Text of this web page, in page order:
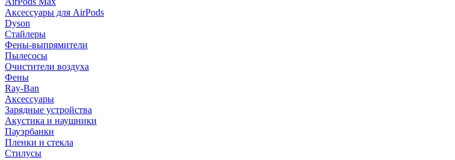
Аксессуары для AirPods
Dyson
Стайлеры
Фены-выпрямители
Пылесосы
Очистители воздуха
Фены
Ray-Ban
Аксессуары
Зарядные устройства
Акустика и наушники
Пауэрбанки
Пленки и стекла
Стилусы